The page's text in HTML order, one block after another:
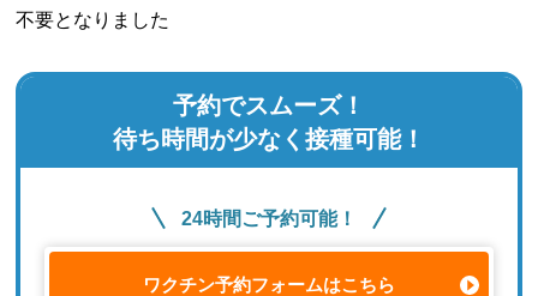
不要となりました
予約でスムーズ！
待ち時間が少なく接種可能！
24時間ご予約可能！
ワクチン予約フォームはこちら